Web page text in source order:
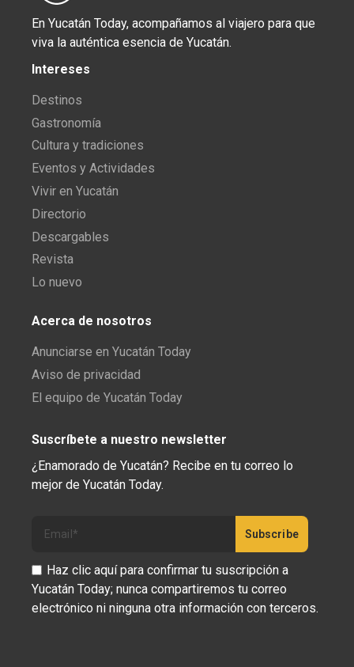
En Yucatán Today, acompañamos al viajero para que
viva la auténtica esencia de Yucatán.
Intereses
Destinos
Gastronomía
Cultura y tradiciones
Eventos y Actividades
Vivir en Yucatán
Directorio
Descargables
Revista
Lo nuevo
Acerca de nosotros
Anunciarse en Yucatán Today
Aviso de privacidad
El equipo de Yucatán Today
Suscríbete a nuestro newsletter
¿Enamorado de Yucatán? Recibe en tu correo lo
mejor de Yucatán Today.
Haz clic aquí para confirmar tu suscripción a
Yucatán Today; nunca compartiremos tu correo
electrónico ni ninguna otra información con terceros.